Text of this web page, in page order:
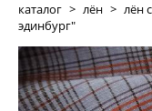
каталог > лён > лён
эдинбург"